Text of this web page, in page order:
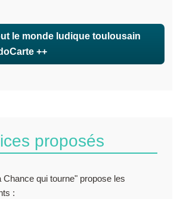
le monde ludique toulousain
++
proposés
Chance qui tourne" propose les
: